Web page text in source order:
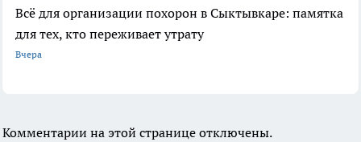
Всё для организации похорон в Сыктывкаре: памятка
для тех, кто переживает утрату
Вчера
Комментарии на этой странице отключены.